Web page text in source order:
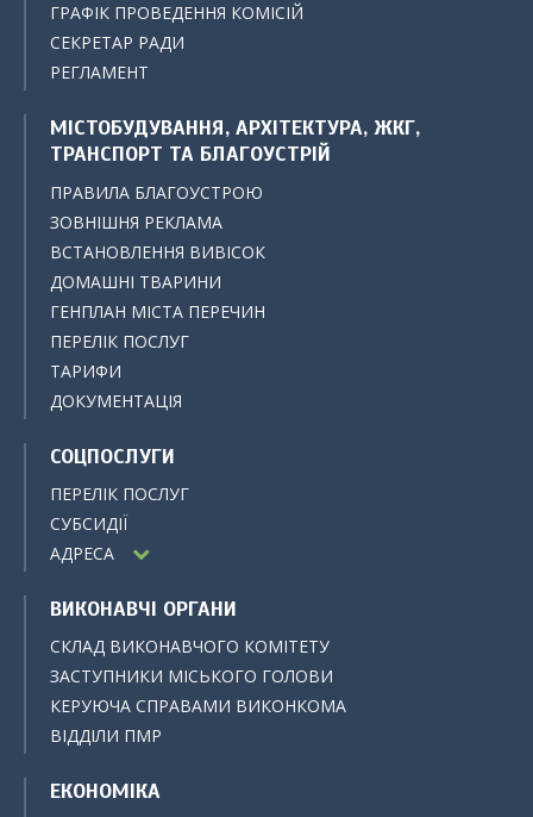
ГРАФІК ПРОВЕДЕННЯ КОМІСІЙ
СЕКРЕТАР РАДИ
РЕГЛАМЕНТ
МІСТОБУДУВАННЯ, АРХІТЕКТУРА, ЖКГ,
ТРАНСПОРТ ТА БЛАГОУСТРІЙ
ПРАВИЛА БЛАГОУСТРОЮ
ЗОВНІШНЯ РЕКЛАМА
ВСТАНОВЛЕННЯ ВИВІСОК
ДОМАШНІ ТВАРИНИ
ГЕНПЛАН МІСТА ПЕРЕЧИН
ПЕРЕЛІК ПОСЛУГ
ТАРИФИ
ДОКУМЕНТАЦІЯ
СОЦПОСЛУГИ
ПЕРЕЛІК ПОСЛУГ
СУБСИДІЇ
АДРЕСА
ВИКОНАВЧІ ОРГАНИ
СКЛАД ВИКОНАВЧОГО КОМІТЕТУ
ЗАСТУПНИКИ МІСЬКОГО ГОЛОВИ
КЕРУЮЧА СПРАВАМИ ВИКОНКОМА
ВІДДІЛИ ПМР
ЕКОНОМІКА